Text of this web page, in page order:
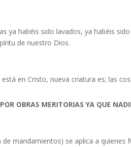
ya habéis sido lavados, ya habéis
de nuestro Dios.
en Cristo, nueva criatura es; las
OBRAS MERITORIAS YA QUE
de mandamientos) se aplica a